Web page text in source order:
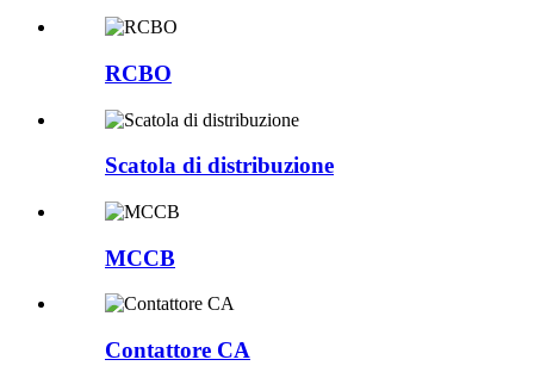
RCBO
Scatola di distribuzione
MCCB
Contattore CA